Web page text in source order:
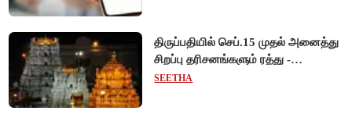
திருப்பதியில் செப்.15 முதல் அனைத்து
சிறப்பு தரிசனங்களும் ரத்து -
பிரம்மோற்சவத்திற்கான ஏற்பாடுகள்
SEETHA